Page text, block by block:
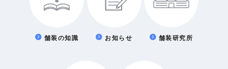
舗装の知識 お知らせ 舗装研究所